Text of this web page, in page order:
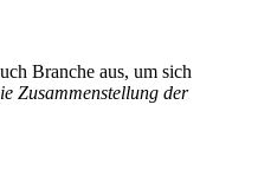
Branche aus, um sich
Zusammenstellung der